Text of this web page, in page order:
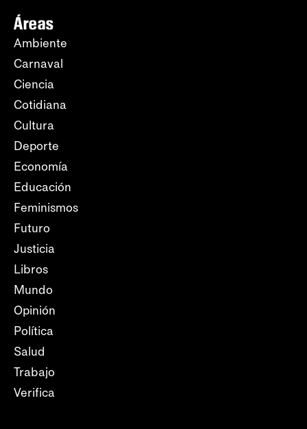
Áreas
Ambiente
Carnaval
Ciencia
Cotidiana
Cultura
Deporte
Economía
Educación
Feminismos
Futuro
Justicia
Libros
Mundo
Opinión
Política
Salud
Trabajo
Verifica